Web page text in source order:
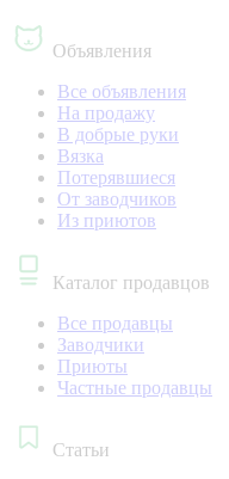
Объявления
Все объявления
На продажу
В добрые руки
Вязка
Потерявшиеся
От заводчиков
Из приютов
Каталог продавцов
Все продавцы
Заводчики
Приюты
Частные продавцы
Статьи